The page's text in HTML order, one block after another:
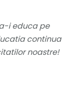
i educa pe
continua
noastre!